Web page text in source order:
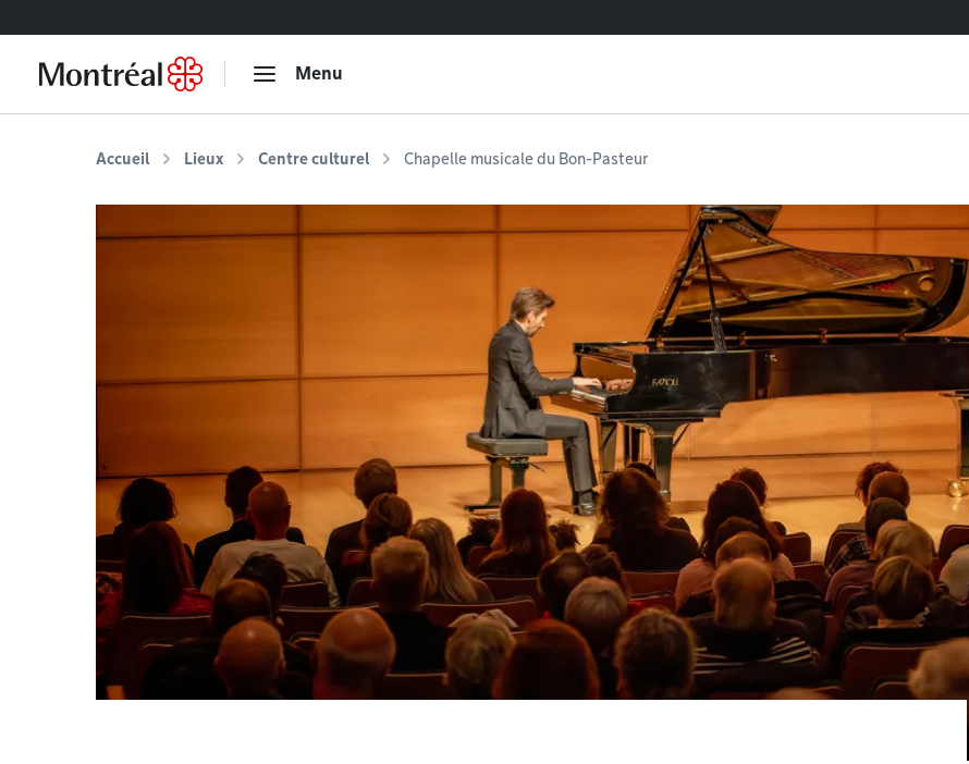
Menu
Accueil Lieux Centre culturel Chapelle musicale du Bon-Pasteur